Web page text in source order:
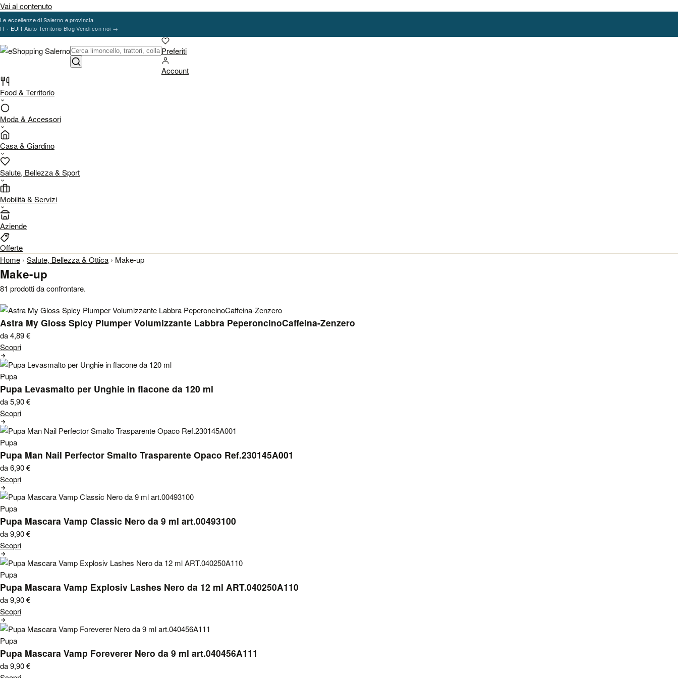
Vai al contenuto
Le eccellenze di Salerno e provincia
IT · EUR Aiuto Territorio BlogVendi con noi →
Preferiti
Account
Food & Territorio
Moda & Accessori
Casa & Giardino
Salute, Bellezza & Sport
Mobilità & Servizi
Aziende
Offerte
Home › Salute, Bellezza & Ottica › Make-up
Make-up
81 prodotti da confrontare.
Astra My Gloss Spicy Plumper Volumizzante Labbra PeperoncinoCaffeina-Zenzero
da 4,89€
Scopri
Pupa
Pupa Levasmalto per Unghie in flacone da 120 ml
da 5,90€
Scopri
Pupa
Pupa Man Nail Perfector Smalto Trasparente Opaco Ref.230145A001
da 6,90€
Scopri
Pupa
Pupa Mascara Vamp Classic Nero da 9 ml art.00493100
da 9,90€
Scopri
Pupa
Pupa Mascara Vamp Explosiv Lashes Nero da 12 ml ART.040250A110
da 9,90€
Scopri
Pupa
Pupa Mascara Vamp Foreverer Nero da 9 ml art.040456A111
da 9,90€